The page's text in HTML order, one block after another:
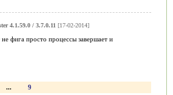
4.1.59.0 / 3.7.0.11 [17-02-2014]
фига просто процессы завершает и
... 9